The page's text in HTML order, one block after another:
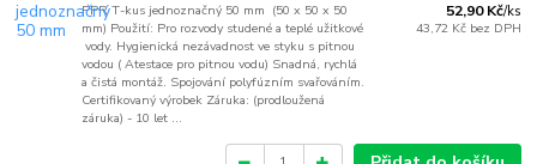
PPR T-kus jednoznačný 50 mm (50 x 50 x 50
mm) Použití: Pro rozvody studené a teplé užitkové
vody. Hygienická nezávadnost ve styku s pitnou
vodou ( Atestace pro pitnou vodu) Snadná, rychlá
a čistá montáž. Spojování polyfúzním svařováním.
Certifikovaný výrobek Záruka: (prodloužená
záruka) - 10 let ...
52,90 Kč/ks
43,72 Kč bez DPH